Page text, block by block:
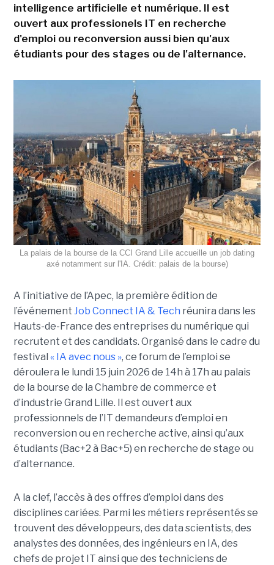
intelligence artificielle et numérique. Il est
ouvert aux professionels IT en recherche
d'emploi ou reconversion aussi bien qu'aux
étudiants pour des stages ou de l'alternance.
La palais de la bourse de la CCI Grand Lille accueille un job dating
axé notamment sur l'IA. Crédit: palais de la bourse)
A l’initiative de l’Apec, la première édition de
l’événement Job Connect IA & Tech réunira dans les
Hauts-de-France des entreprises du numérique qui
recrutent et des candidats. Organisé dans le cadre du
festival « IA avec nous », ce forum de l’emploi se
déroulera le lundi 15 juin 2026 de 14h à 17h au palais
de la bourse de la Chambre de commerce et
d’industrie Grand Lille. Il est ouvert aux
professionnels de l’IT demandeurs d’emploi en
reconversion ou en recherche active, ainsi qu’aux
étudiants (Bac+2 à Bac+5) en recherche de stage ou
d’alternance.
A la clef, l’accès à des offres d’emploi dans des
disciplines cariées. Parmi les métiers représentés se
trouvent des développeurs, des data scientists, des
analystes des données, des ingénieurs en IA, des
chefs de projet IT ainsi que des techniciens de